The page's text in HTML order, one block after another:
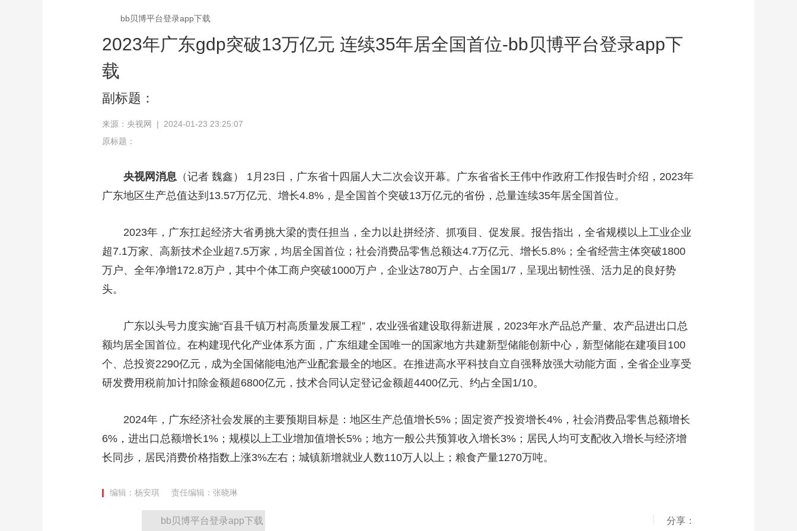
bb贝博平台登录app下载
2023年广东gdp突破13万亿元 连续35年居全国首位-bb贝博平台登录app下
载
副标题：
来源：央视网 | 2024-01-23 23:25:07
原标题：
央视网消息 （记者 魏鑫） 1月23日，广东省十四届人大二次会议开幕。广东省省长王伟中作政府工作报告时介绍，2023年
广东地区生产总值达到13.57万亿元、增长4.8%，是全国首个突破13万亿元的省份，总量连续35年居全国首位。
2023年，广东扛起经济大省勇挑大梁的责任担当，全力以赴拼经济、抓项目、促发展。报告指出，全省规模以上工业企业
超7.1万家、高新技术企业超7.5万家，均居全国首位；社会消费品零售总额达4.7万亿元、增长5.8%；全省经营主体突破1800
万户、全年净增172.8万户，其中个体工商户突破1000万户，企业达780万户、占全国1/7，呈现出韧性强、活力足的良好势
头。
广东以头号力度实施“百县千镇万村高质量发展工程”，农业强省建设取得新进展，2023年水产品总产量、农产品进出口总
额均居全国首位。在构建现代化产业体系方面，广东组建全国唯一的国家地方共建新型储能创新中心，新型储能在建项目100
个、总投资2290亿元，成为全国储能电池产业配套最全的地区。在推进高水平科技自立自强释放强大动能方面，全省企业享受
研发费用税前加计扣除金额超6800亿元，技术合同认定登记金额超4400亿元、约占全国1/10。
2024年，广东经济社会发展的主要预期目标是：地区生产总值增长5%；固定资产投资增长4%，社会消费品零售总额增长
6%，进出口总额增长1%；规模以上工业增加值增长5%；地方一般公共预算收入增长3%；居民人均可支配收入增长与经济增
长同步，居民消费价格指数上涨3%左右；城镇新增就业人数110万人以上；粮食产量1270万吨。
编辑：杨安琪 责任编辑：张晓琳
bb贝博平台登录app下载 分享：